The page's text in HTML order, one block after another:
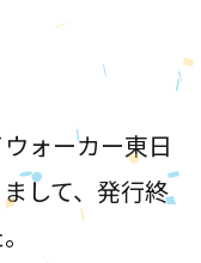
ォーカー東日
して、発行終